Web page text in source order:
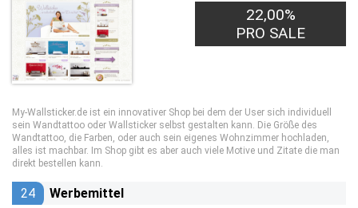
22,00%
PRO SALE
My-Wallsticker.de ist ein innovativer Shop bei dem der User sich individuell
sein Wandtattoo oder Wallsticker selbst gestalten kann. Die Größe des
Wandtattoo, die Farben, oder auch sein eigenes Wohnzimmer hochladen,
alles ist machbar. Im Shop gibt es aber auch viele Motive und Zitate die man
direkt bestellen kann.
24 Werbemittel